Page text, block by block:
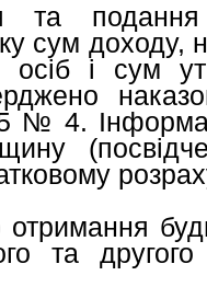
та подання
сум доходу,
осіб і сум
№ 4.
та